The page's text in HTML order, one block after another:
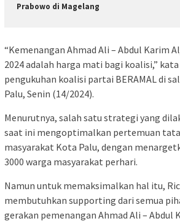
Prabowo di Magelang
“Kemenangan Ahmad Ali – Abdul Karim
2024 adalah harga mati bagi koalisi,”
pengukuhan koalisi partai BERAMAL di
Palu, Senin (14/2024).
Menurutnya, salah satu strategi yang
saat ini mengoptimalkan pertemuan
masyarakat Kota Palu, dengan
3000 warga masyarakat perhari.
Namun untuk memaksimalkan hal itu,
membutuhkan supporting dari semua
gerakan pemenangan Ahmad Ali – Abdul